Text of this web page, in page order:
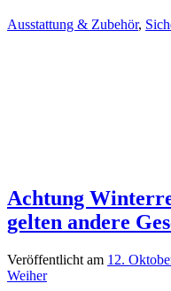
Ausstattung & Zubehör,
Achtung
gelten andere
Veröffentlicht am 12.
Weiher